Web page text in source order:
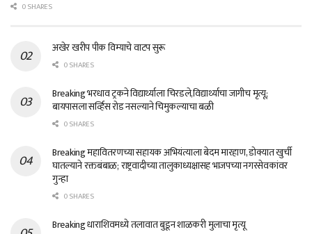
0 SHARES
अखेर खरीप पीक विम्याचे वाटप सुरू
0 SHARES
Breaking भरधाव ट्रकने विद्यार्थ्याला चिरडले,विद्यार्थ्याचा जागीच मृत्यू;
बायपासला सर्व्हिस रोड नसल्याने चिमुकल्याचा बळी
0 SHARES
Breaking महावितरणच्या सहायक अभियंत्याला बेदम मारहाण, डोक्यात खुर्ची
घातल्याने रक्तबंबाळ; राष्ट्रवादीच्या तालुकाध्यक्षासह भाजपच्या नगरसेवकांवर
गुन्हा
0 SHARES
Breaking धाराशिवमध्ये तलावात बुडून शाळकरी मुलाचा मृत्यू